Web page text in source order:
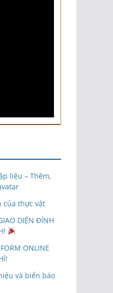
liệu – Thêm,
của thực vật
DIỆN ĐỈNH
ONLINE
và biển báo